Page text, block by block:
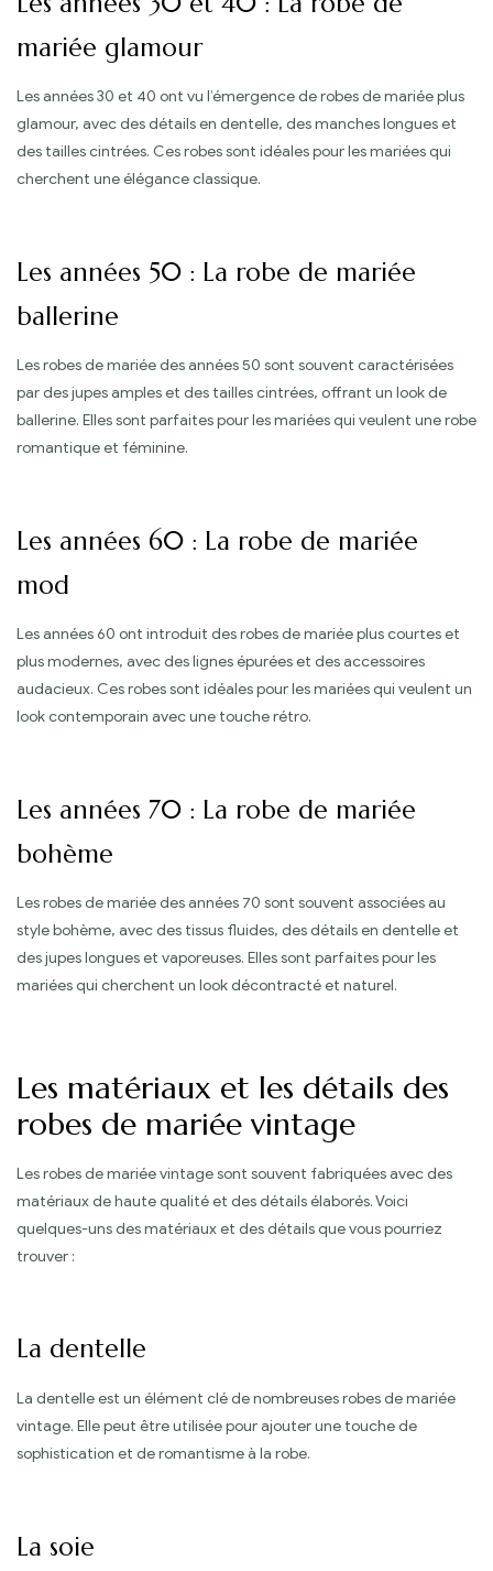
mariée glamour
Les années 30 et 40 ont vu l’émergence de robes de mariée plus
glamour, avec des détails en dentelle, des manches longues et
des tailles cintrées. Ces robes sont idéales pour les mariées qui
cherchent une élégance classique.
Les années 50 : La robe de mariée
ballerine
Les robes de mariée des années 50 sont souvent caractérisées
par des jupes amples et des tailles cintrées, offrant un look de
ballerine. Elles sont parfaites pour les mariées qui veulent une robe
romantique et féminine.
Les années 60 : La robe de mariée
mod
Les années 60 ont introduit des robes de mariée plus courtes et
plus modernes, avec des lignes épurées et des accessoires
audacieux. Ces robes sont idéales pour les mariées qui veulent un
look contemporain avec une touche rétro.
Les années 70 : La robe de mariée
bohème
Les robes de mariée des années 70 sont souvent associées au
style bohème, avec des tissus fluides, des détails en dentelle et
des jupes longues et vaporeuses. Elles sont parfaites pour les
mariées qui cherchent un look décontracté et naturel.
Les matériaux et les détails des
robes de mariée vintage
Les robes de mariée vintage sont souvent fabriquées avec des
matériaux de haute qualité et des détails élaborés. Voici
quelques-uns des matériaux et des détails que vous pourriez
trouver :
La dentelle
La dentelle est un élément clé de nombreuses robes de mariée
vintage. Elle peut être utilisée pour ajouter une touche de
sophistication et de romantisme à la robe.
La soie